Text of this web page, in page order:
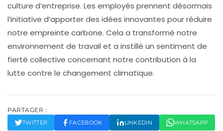
culture d’entreprise. Les employés prennent désormais
l’initiative d’apporter des idées innovantes pour réduire
notre empreinte carbone. Cela a transformé notre
environnement de travail et a instillé un sentiment de
fierté collective concernant notre contribution à la
lutte contre le changement climatique.
PARTAGER :
TWITTER FACEBOOK LINKEDIN WHATSAPP